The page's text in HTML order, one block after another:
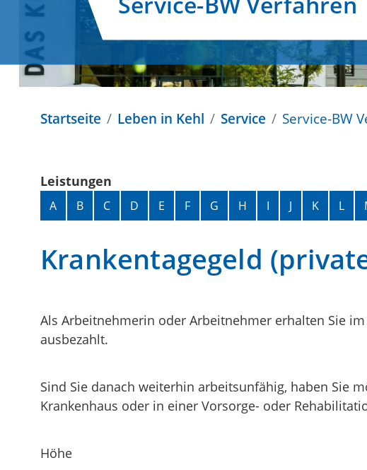
Startseite Leben in Kehl Service Service-BW
Leistungen
Alphabetisches Register überspringen
A B C D E F G H I J K L
Krankentagegeld
Als Arbeitnehmerin oder Arbeitnehmer erhalten Sie
ausbezahlt.
Sind Sie danach weiterhin arbeitsunfähig, haben Sie
Krankenhaus oder in einer Vorsorge- oder
Höhe